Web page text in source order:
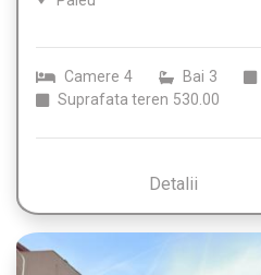
Camere 4 Bai 3
Suprafata teren 530.00
Detalii